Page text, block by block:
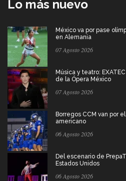
Lo más nuevo
México va por pase
en Alemania
07 Agosto 2026
Música y teatro:
de la Ópera México
07 Agosto 2026
Borregos CCM van por
americano
06 Agosto 2026
Del escenario de
Estados Unidos
06 Agosto 2026